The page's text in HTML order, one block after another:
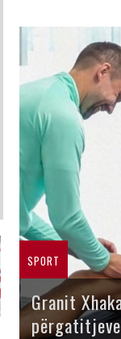
SPORT
Granit